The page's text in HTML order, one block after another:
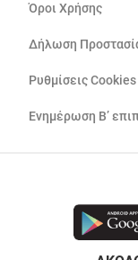
Όροι Χρήσης
Δήλωση
Ρυθμίσεις Cookies
Ενημέρωση Β’